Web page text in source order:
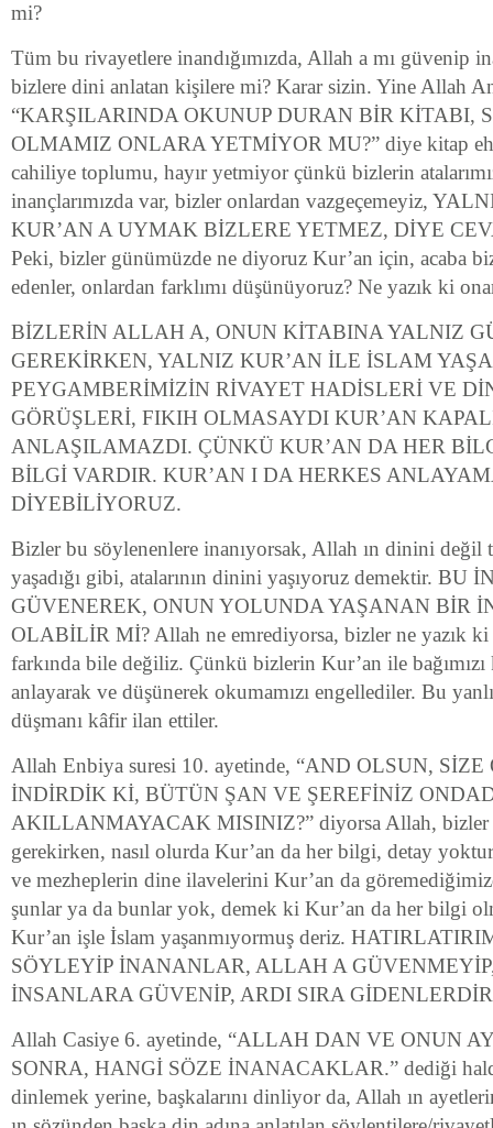
mi?
Tüm bu rivayetlere inandığımızda, Allah a mı güvenip
bizlere dini anlatan kişilere mi? Karar sizin. Yine Allah
“KARŞILARINDA OKUNUP DURAN BİR KİTABI,
OLMAMIZ ONLARA YETMİYOR MU?” diye kitap
cahiliye toplumu, hayır yetmiyor çünkü bizlerin
inançlarımızda var, bizler onlardan vazgeçemeyiz,
KUR’AN A UYMAK BİZLERE YETMEZ, DİYE
Peki, bizler günümüzde ne diyoruz Kur’an için, acaba
edenler, onlardan farklımı düşünüyoruz? Ne yazık ki
BİZLERİN ALLAH A, ONUN KİTABINA YALNIZ
GEREKİRKEN, YALNIZ KUR’AN İLE İSLAM
PEYGAMBERİMİZİN RİVAYET HADİSLERİ VE
GÖRÜŞLERİ, FIKIH OLMASAYDI KUR’AN
ANLAŞILAMAZDI. ÇÜNKÜ KUR’AN DA HER
BİLGİ VARDIR. KUR’AN I DA HERKES
DİYEBİLİYORUZ.
Bizler bu söylenenlere inanıyorsak, Allah ın dinini değil
yaşadığı gibi, atalarının dinini yaşıyoruz demektir.
GÜVENEREK, ONUN YOLUNDA YAŞANAN BİR
OLABİLİR Mİ? Allah ne emrediyorsa, bizler ne yazık ki
farkında bile değiliz. Çünkü bizlerin Kur’an ile bağımızı
anlayarak ve düşünerek okumamızı engellediler. Bu
düşmanı kâfir ilan ettiler.
Allah Enbiya suresi 10. ayetinde, “AND OLSUN,
İNDİRDİK Kİ, BÜTÜN ŞAN VE ŞEREFİNİZ
AKILLANMAYACAK MISINIZ?” diyorsa Allah, bizler
gerekirken, nasıl olurda Kur’an da her bilgi, detay
ve mezheplerin dine ilavelerini Kur’an da
şunlar ya da bunlar yok, demek ki Kur’an da her bilgi
Kur’an işle İslam yaşanmıyormuş deriz.
SÖYLEYİP İNANANLAR, ALLAH A
İNSANLARA GÜVENİP, ARDI SIRA
Allah Casiye 6. ayetinde, “ALLAH DAN VE ONUN
SONRA, HANGİ SÖZE İNANACAKLAR.” dediği
dinlemek yerine, başkalarını dinliyor da, Allah ın